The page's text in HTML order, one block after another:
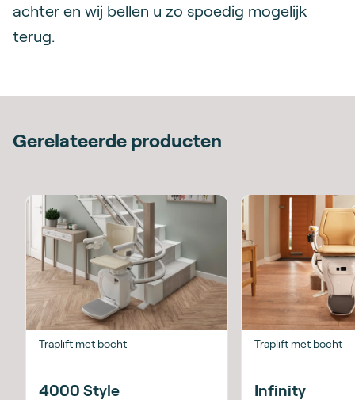
achter en wij bellen u zo spoedig mogelijk
terug.
Gerelateerde producten
Traplift met bocht
4000 Style
Traplift met bocht
Infinity